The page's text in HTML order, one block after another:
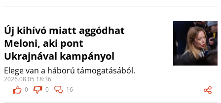
Új kihívó miatt aggódhat
Meloni, aki pont
Ukrajnával kampányol
Elege van a háború támogatásából.
2026.08.05 18:36
0
0 16